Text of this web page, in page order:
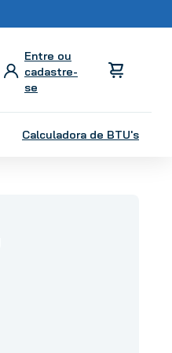
Calculadora de BTU's